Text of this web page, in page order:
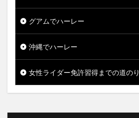
グアムでハーレー
沖縄でハーレー
女性ライダー免許習得までの道のり